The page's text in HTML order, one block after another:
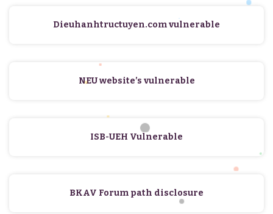
Dieuhanhtructuyen.com vulnerable
NEU website’s vulnerable
ISB-UEH Vulnerable
BKAV Forum path disclosure